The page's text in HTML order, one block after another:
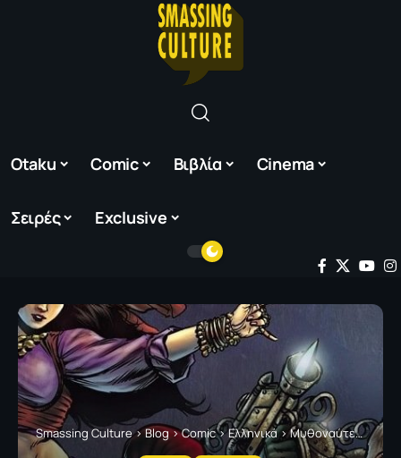
Otaku Comic Βιβλία Cinema
Σειρές Exclusive
Smassing Culture>Blog>Comic>Ελληνικά>Μυθοναύτες- Οι Avengers του 1821 σας περιμένουν!